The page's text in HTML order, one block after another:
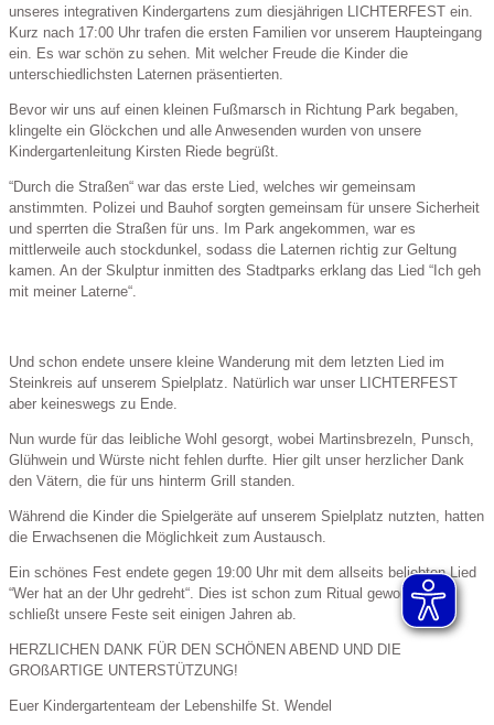
unseres integrativen Kindergartens zum diesjährigen LICHTERFEST ein.
Kurz nach 17:00 Uhr trafen die ersten Familien vor unserem Haupteingang
ein. Es war schön zu sehen. Mit welcher Freude die Kinder die
unterschiedlichsten Laternen präsentierten.
Bevor wir uns auf einen kleinen Fußmarsch in Richtung Park begaben,
klingelte ein Glöckchen und alle Anwesenden wurden von unsere
Kindergartenleitung Kirsten Riede begrüßt.
“Durch die Straßen“ war das erste Lied, welches wir gemeinsam
anstimmten. Polizei und Bauhof sorgten gemeinsam für unsere Sicherheit
und sperrten die Straßen für uns. Im Park angekommen, war es
mittlerweile auch stockdunkel, sodass die Laternen richtig zur Geltung
kamen. An der Skulptur inmitten des Stadtparks erklang das Lied “Ich geh
mit meiner Laterne“.
Und schon endete unsere kleine Wanderung mit dem letzten Lied im
Steinkreis auf unserem Spielplatz. Natürlich war unser LICHTERFEST
aber keineswegs zu Ende.
Nun wurde für das leibliche Wohl gesorgt, wobei Martinsbrezeln, Punsch,
Glühwein und Würste nicht fehlen durfte. Hier gilt unser herzlicher Dank
den Vätern, die für uns hinterm Grill standen.
Während die Kinder die Spielgeräte auf unserem Spielplatz nutzten, hatten
die Erwachsenen die Möglichkeit zum Austausch.
Ein schönes Fest endete gegen 19:00 Uhr mit dem allseits beliebten Lied
“Wer hat an der Uhr gedreht“. Dies ist schon zum Ritual geworden und
schließt unsere Feste seit einigen Jahren ab.
HERZLICHEN DANK FÜR DEN SCHÖNEN ABEND UND DIE
GROßARTIGE UNTERSTÜTZUNG!
Euer Kindergartenteam der Lebenshilfe St. Wendel